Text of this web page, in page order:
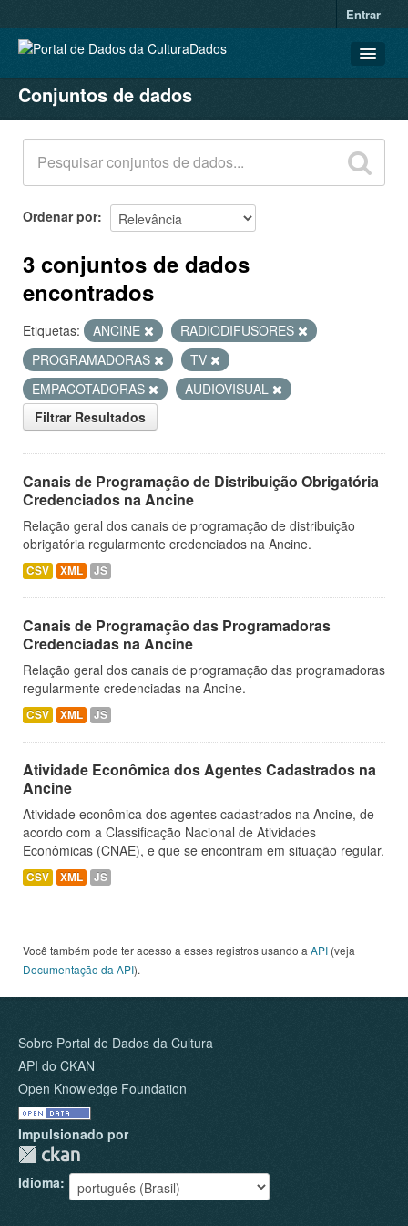
Entrar
CONJUNTOS DE DADOS
ORGANIZAÇÕES
GRUPOS
SOBRE
Conjuntos de dados
Ordenar por
3 conjuntos de dados
encontrados
Etiquetas: ANCINE
RADIODIFUSORES
PROGRAMADORAS
TV
EMPACOTADORAS
AUDIOVISUAL
Filtrar Resultados
Canais de Programação de Distribuição Obrigatória
Credenciados na Ancine
Relação geral dos canais de programação de distribuição
obrigatória regularmente credenciados na Ancine.
CSV XML JS
Canais de Programação das Programadoras
Credenciadas na Ancine
Relação geral dos canais de programação das programadoras
regularmente credenciadas na Ancine.
CSV XML JS
Atividade Econômica dos Agentes Cadastrados na
Ancine
Atividade econômica dos agentes cadastrados na Ancine, de
acordo com a Classificação Nacional de Atividades
Econômicas (CNAE), e que se encontram em situação regular.
CSV XML JS
Você também pode ter acesso a esses registros usando a API (veja
Documentação da API).
Sobre Portal de Dados da Cultura
API do CKAN
Open Knowledge Foundation
Impulsionado por
Idioma